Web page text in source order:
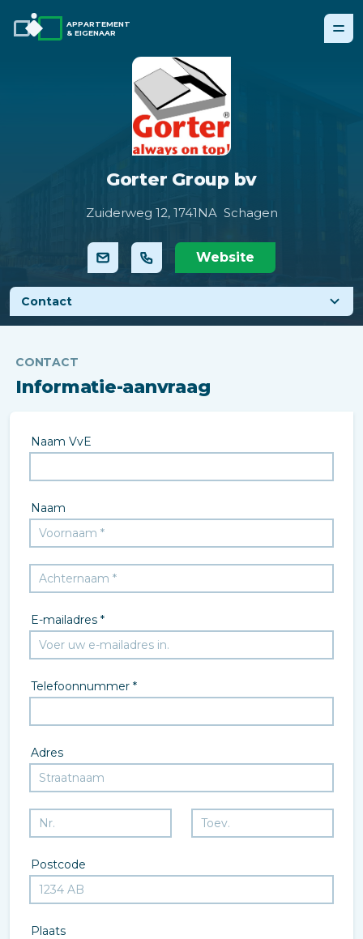
APPARTEMENT
& EIGENAAR
Gorter Group bv
Zuiderweg 12, 1741NA Schagen
Website
Contact
CONTACT
Informatie-aanvraag
Naam VvE
Naam
E-mailadres *
Telefoonnummer *
Adres
Postcode
Plaats